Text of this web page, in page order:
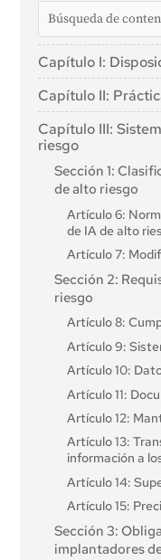
Capítulo I:
Artículo 1: Objeto
Artículo 2: Ámbito
Artículo 3:
Artículo 4:
Capítulo II:
Artículo 5:
Capítulo III:
riesgo
Sección 1:
de alto riesgo
Artículo 6:
de IA de alto
Artículo 7:
Sección 2:
riesgo
Artículo 8:
Artículo 9:
Artículo 10:
Artículo 11:
Artículo 12:
Artículo 13:
información a
Artículo 14:
Artículo 15:
Sección 3:
implantadores